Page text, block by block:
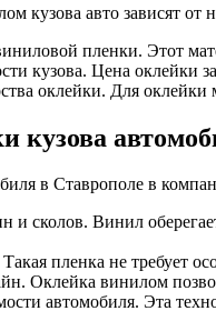
кузова авто зависят от
пленки. Этот
кузова. Цена оклейки
оклейки. Для
кузова
в Ставрополе в
и сколов. Винил
Такая пленка не требует
Оклейка винилом
автомобиля. Эта